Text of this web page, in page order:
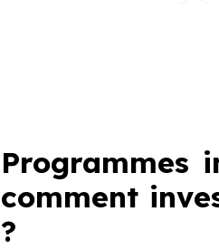
Programmes
comment
?